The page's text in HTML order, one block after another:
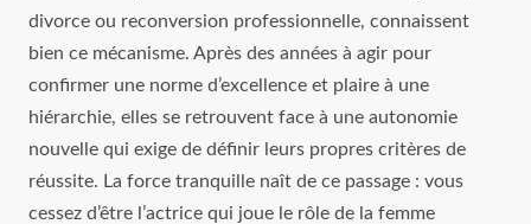
divorce ou reconversion professionnelle, connaissent
bien ce mécanisme. Après des années à agir pour
confirmer une norme d’excellence et plaire à une
hiérarchie, elles se retrouvent face à une autonomie
nouvelle qui exige de définir leurs propres critères de
réussite. La force tranquille naît de ce passage : vous
cessez d’être l’actrice qui joue le rôle de la femme